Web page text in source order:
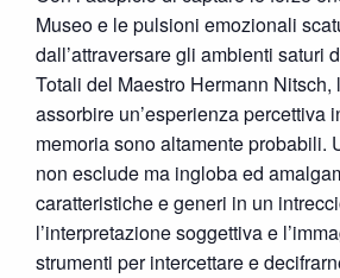
Museo e le pulsioni emozionali
dall’attraversare gli ambienti saturi
Totali del Maestro Hermann Nitsch,
assorbire un’esperienza percettiva
memoria sono altamente probabili.
non esclude ma ingloba ed
caratteristiche e generi in un
l’interpretazione soggettiva e
strumenti per intercettare e